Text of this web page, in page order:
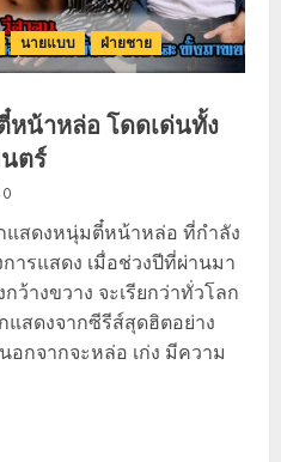
นายแบบ ฝ่ายชาย
น้าหล่อ โดดเด่นทั้ง
ตร์
0
แสดงหนุ่มตี๋หน้าหล่อ ที่กำลัง
ารแสดง เมื่อช่วงปีที่ผ่านมา
ว้างขวาง จะเรียกว่าทั่วโลก
แสดงจากซีรีส์สุดฮิตอย่าง
อกจากจะหล่อ เก่ง มีความ